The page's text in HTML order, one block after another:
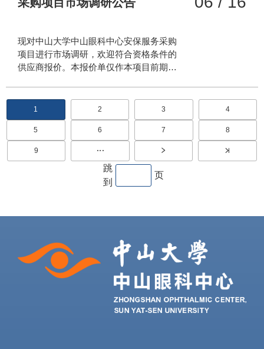
心三院区电梯清单》 服务
名称+联系人及联系方式 联系人：刘老
liudongyu@gzzoc.com 附件：两年期车辆
租赁报价表 后
勤保障处保卫科
现对中山大学中山眼科中心安保服务采购
项目进行市场调研，欢迎符合资格条件的
供应商报价。本报价单仅作本项目前期调
相关规定，需委托第三方招标代理进行公
开招标，项目内容如下： 一、 项目背景
保障中山大学中山眼科中心安防工作正常
运转，对珠江新城院区、区庄院区、生物
岛院区的安保服务岗位设置、人员安排、
为了制定合理有效的采购方案及预算，我
页
当
前
页
1
页
面
2
页
面
3
页
面
4
页
面
5
页
面
6
页
面
7
页
面
8
页
面
9
跳
到
页